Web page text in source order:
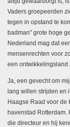
Vaders groepeerden
tegen in opstand te
badman" grote hoge
Nederland mag dat
mensenrechten voor
een ontwikkelingsland
Ja, een gevecht om
lang willen strijden en
Haagse Raad voor de
havenstad
die directeur en hij